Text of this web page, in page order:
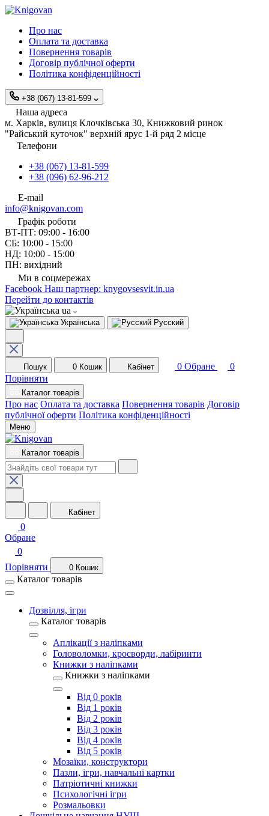
Про нас
Оплата та доставка
Повернення товарів
Договір публічної оферти
Політика конфіденційності
+38 (067) 13-81-599
Наша адреса
м. Харків, вулиця Клочківська 30, Книжковий ринок
"Райський куточок" верхній ярус 1-й ряд 2 місце
Телефони
+38 (067) 13-81-599
+38 (096) 62-96-212
E-mail
info@knigovan.com
Графік роботи
ВТ-ПТ: 09:00 - 16:00
СБ: 10:00 - 15:00
НД: 10:00 - 15:00
ПН: вихідний
Ми в соцмережах
Facebook Наш партнер: knygovsesvit.in.ua
Перейти до контактів
ua
Українська Русский
Пошук 0 Кошик Кабінет 0 Обране
0
Порівняти
Каталог товарів
Про нас Оплата та доставка Повернення товарів Договір
публічної оферти Політика конфіденційності
Меню
Каталог товарів
Кабінет
0
Обране
0
Порівняти
0 Кошик
Каталог товарів
Дозвілля, ігри
Каталог товарів
Аплікації з наліпками
Головоломки, кросворди, лабіринти
Книжки з наліпками
Книжки з наліпками
Від 0 років
Від 1 років
Від 2 років
Від 3 років
Від 4 років
Від 5 років
Мозаїки, конструктори
Пазли, ігри, навчальні картки
Патріотичні книжки
Психологічні ігри
Розмальовки